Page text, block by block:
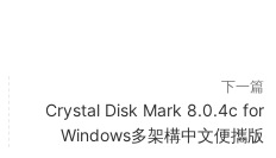
下一篇
Crystal Disk Mark 8.0.4c for
Windows多架構中文便攜版